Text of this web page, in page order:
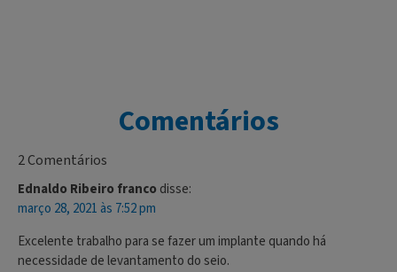
Comentários
2 Comentários
Ednaldo Ribeiro franco disse:
março 28, 2021 às 7:52 pm
Excelente trabalho para se fazer um implante quando há
necessidade de levantamento do seio.